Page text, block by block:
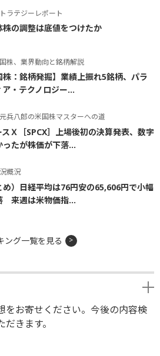
ラテジーレポート
株の調整は底値をつけたか
株、業界動向と銘柄解説
株：銘柄発掘】業績上振れ5銘柄、パラ
ア・テクノロジー...
兵八郎の米国株マスターへの道
スＸ［SPCX］上場後初の決算発表、数字
ったが株価が下落...
概況
め）日経平均は76円安の65,606円で小幅
来週は米物価指...
ング一覧を見る
をお寄せください。今後の内容検
きます。